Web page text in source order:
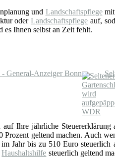
und Landschaftspflege
oderLandschaftspflege auf,
es Ihnen selbst an Zeit fehlt.
General-Anzeiger Bonn
auf Ihre jährliche Steuererklärung
Prozent geltend machen. Auch
Jahr bis zu 510 Euro steuerlich
Haushaltshilfe steuerlich geltend